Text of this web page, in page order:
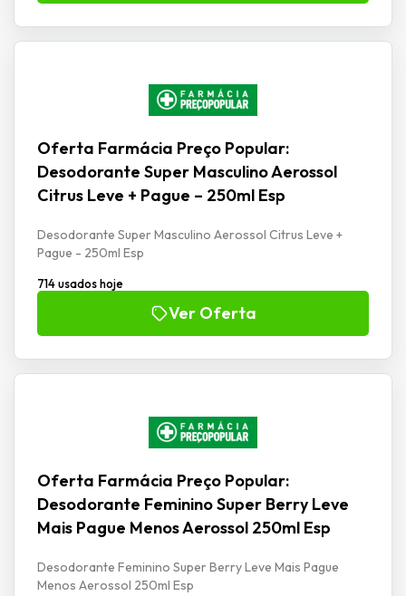
Oferta Farmácia Preço Popular:
Desodorante Super Masculino Aerossol
Citrus Leve + Pague – 250ml Esp
Desodorante Super Masculino Aerossol Citrus Leve +
Pague - 250ml Esp
714 usados hoje
Ver Oferta
Oferta Farmácia Preço Popular:
Desodorante Feminino Super Berry Leve
Mais Pague Menos Aerossol 250ml Esp
Desodorante Feminino Super Berry Leve Mais Pague
Menos Aerossol 250ml Esp